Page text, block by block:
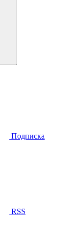
Подписка
RSS